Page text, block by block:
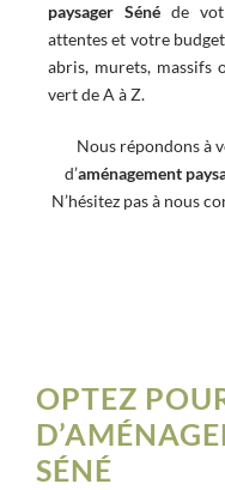
paysagerSéné de
attentes et votre
abris, murets, massifs
vert de A à Z.
Nous répondons à
d’aménagement
N’hésitez pas à nous
OPTEZ
SÉNÉ